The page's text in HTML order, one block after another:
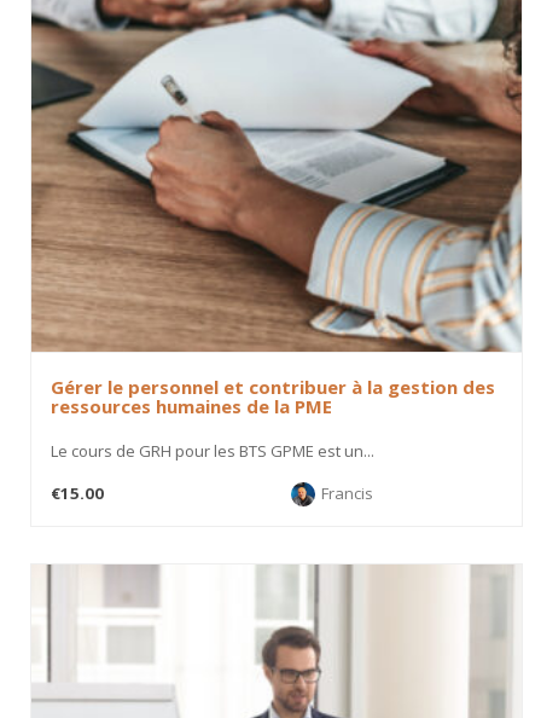
Gérer le personnel et contribuer à la gestion des
ressources humaines de la PME
Le cours de GRH pour les BTS GPME est un...
€15.00
Francis